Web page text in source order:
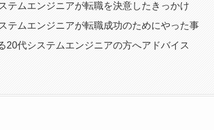
テムエンジニアが転職を決意したきっかけ
テムエンジニアが転職成功のためにやった事
20代システムエンジニアの方へアドバイス